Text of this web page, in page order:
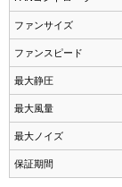
ファンサイズ
ファンスピード
最大静圧
最大風量
最大ノイズ
保証期間